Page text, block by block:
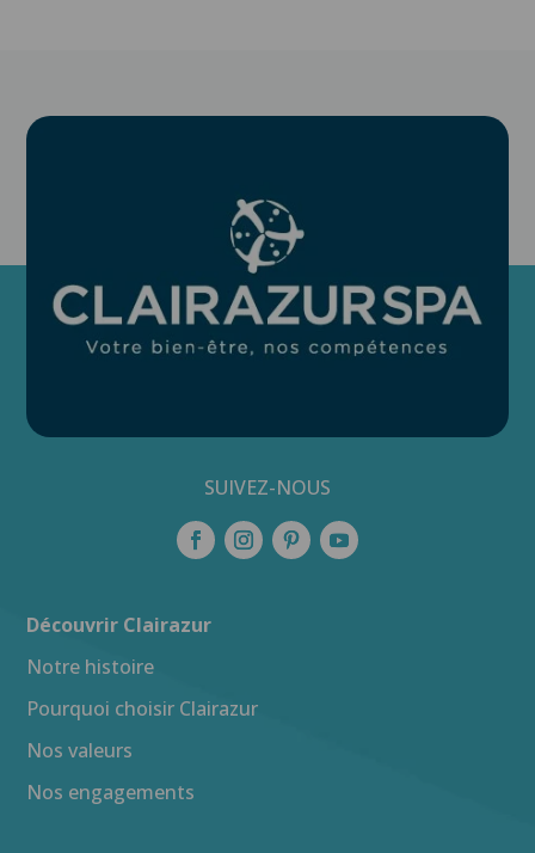
SUIVEZ-NOUS
Découvrir Clairazur
Notre histoire
Pourquoi choisir Clairazur
Nos valeurs
Nos engagements